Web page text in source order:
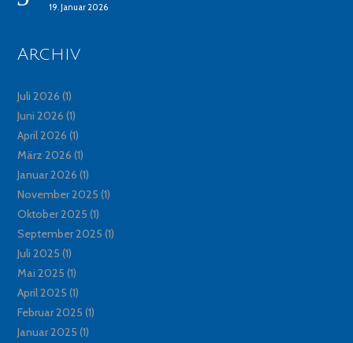
19. Januar 2026
Archiv
Juli 2026 (1)
Juni 2026 (1)
April 2026 (1)
März 2026 (1)
Januar 2026 (1)
November 2025 (1)
Oktober 2025 (1)
September 2025 (1)
Juli 2025 (1)
Mai 2025 (1)
April 2025 (1)
Februar 2025 (1)
Januar 2025 (1)